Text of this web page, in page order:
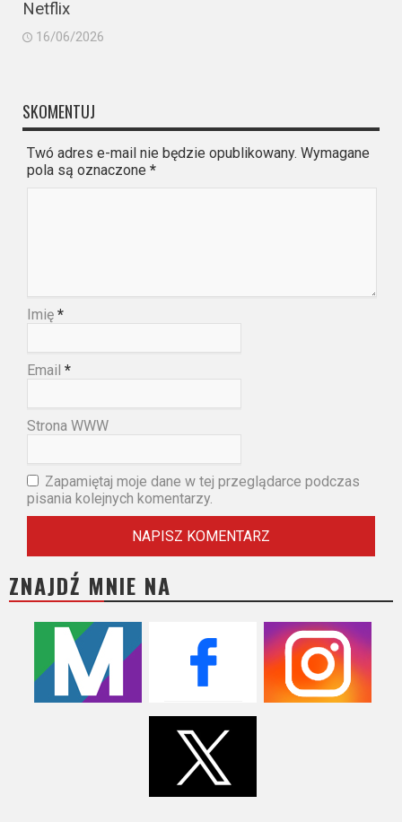
Netflix
16/06/2026
SKOMENTUJ
Twó adres e-mail nie będzie opublikowany. Wymagane
pola są oznaczone *
Imię *
Email *
Strona WWW
Zapamiętaj moje dane w tej przeglądarce podczas
pisania kolejnych komentarzy.
ZNAJDŹ MNIE NA